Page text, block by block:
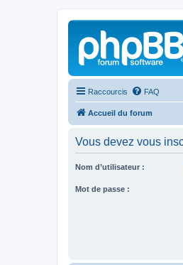
Raccourcis FAQ
Accueil du forum
Vous devez vous
Nom d’utilisateur :
Mot de passe :